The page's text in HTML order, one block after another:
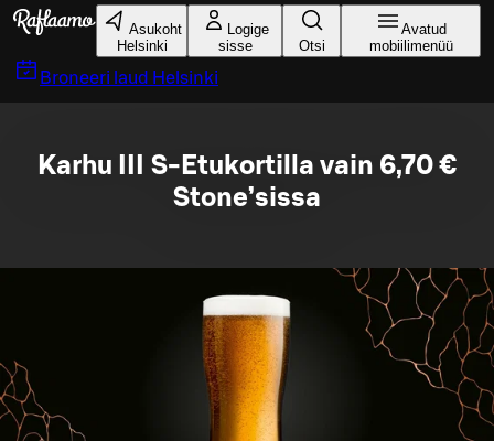
Liigu peamise sisu juurde
Asukoht
Helsinki
Logige
sisse
Otsi
Avatud
mobiilimenüü
Broneeri laud Helsinki
Karhu III S-Etukortilla vain 6,70 €
Stone’sissa